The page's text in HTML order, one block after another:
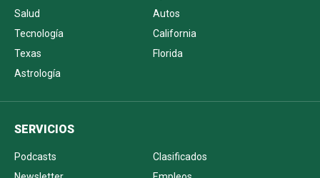
Salud
Autos
Tecnología
California
Texas
Florida
Astrología
SERVICIOS
Podcasts
Clasificados